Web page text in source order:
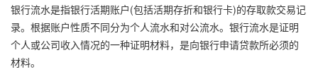
银行流水是指银行活期账户(包括活期存折和银行卡)的存取款交易记
录。根据账户性质不同分为个人流水和对公流水。银行流水是证明
个人或公司收入情况的一种证明材料，是向银行申请贷款所必须的
材料。